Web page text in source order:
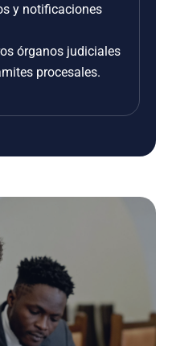
y notificaciones
órganos judiciales
procesales.